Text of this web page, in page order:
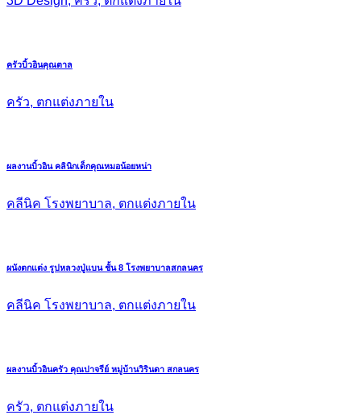
ครัวบิ้วอินคุณตาล
ครัว, ตกแต่งภายใน
ผลงานบิ้วอิน คลินิกเด็กคุณหมอน้อยหน่า
คลีนิค โรงพยาบาล, ตกแต่งภายใน
ผนังตกแต่ง รูปหลวงปู่แบน ชั้น 8 โรงพยาบาลสกลนคร
คลีนิค โรงพยาบาล, ตกแต่งภายใน
ผลงานบิ้วอินครัว คุณปาจรีย์ หมู่บ้านวิรินดา สกลนคร
ครัว, ตกแต่งภายใน